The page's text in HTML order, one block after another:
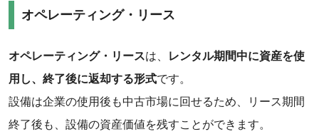
‌オペレーティング・リース
‌オペレーティング・リースは、
レンタル期間中に資産を使
用し、終了後に返却する形式です。
設備は企業の使用後も中古市場に回せるため、リース期間
終了後も、設備の資産価値を残すことができます。